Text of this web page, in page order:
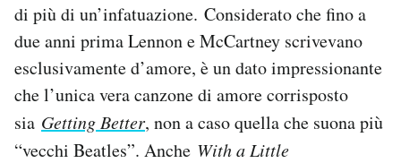
di più di un’infatuazione. Considerato che fino a
due anni prima Lennon e McCartney scrivevano
esclusivamente d’amore, è un dato impressionante
che l’unica vera canzone di amore corrisposto
sia Getting Better, non a caso quella che suona più
“vecchi Beatles”. Anche With a Little